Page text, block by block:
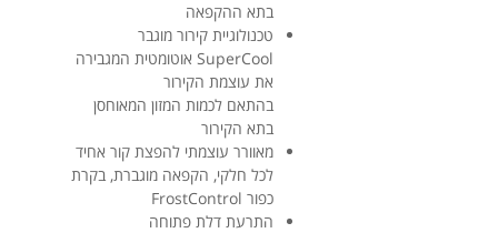
בתא ההקפאה
טכנולוגיית קירור מוגבר
SuperCool אוטומטית המגבירה
את עוצמת הקירור
בהתאם לכמות המזון המאוחסן
בתא הקירור
מאוורר עוצמתי להפצת קור אחיד
לכל חלקי, הקפאה מוגברת, בקרת
כפור FrostControl
התרעת דלת פתוחה